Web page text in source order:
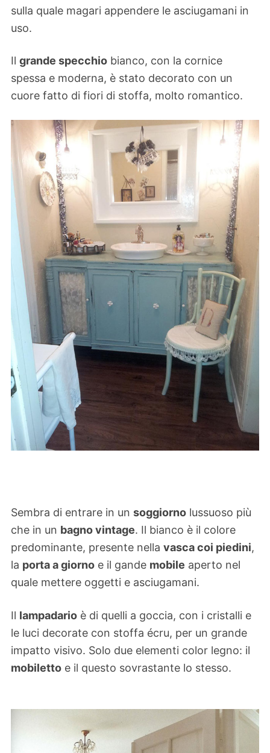
sulla quale magari appendere le asciugamani in
uso.
Il grande specchio bianco, con la cornice
spessa e moderna, è stato decorato con un
cuore fatto di fiori di stoffa, molto romantico.
Sembra di entrare in un soggiorno lussuoso più
che in un bagno vintage. Il bianco è il colore
predominante, presente nella vasca coi piedini,
la porta a giorno e il gande mobile aperto nel
quale mettere oggetti e asciugamani.
Il lampadario è di quelli a goccia, con i cristalli e
le luci decorate con stoffa écru, per un grande
impatto visivo. Solo due elementi color legno: il
mobiletto e il questo sovrastante lo stesso.